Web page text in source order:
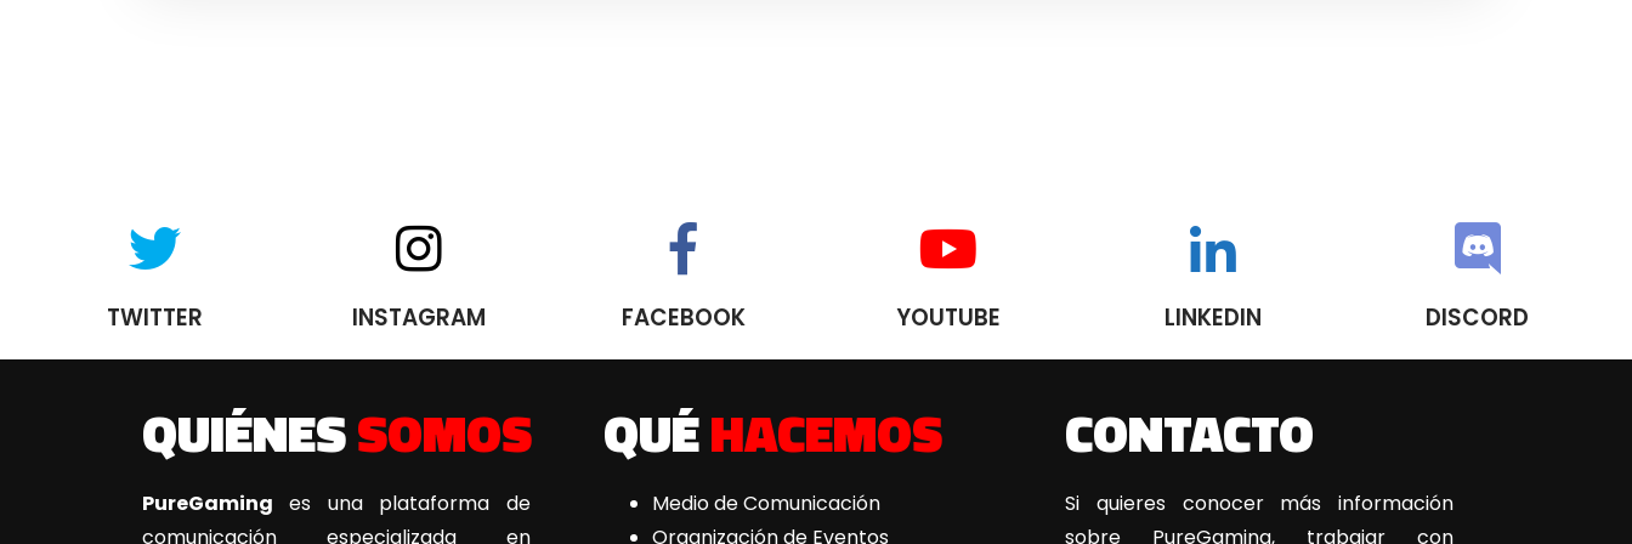
TWITTER INSTAGRAM FACEBOOK YOUTUBE LINKEDIN DISCORD
QUIÉNESSOMOS
PureGaming es una plataforma de
comunicación especializada en
QUÉHACEMOS
Medio de Comunicación
Organización de Eventos
CONTACTO
Si quieres conocer más información
sobre PureGaming, trabajar con